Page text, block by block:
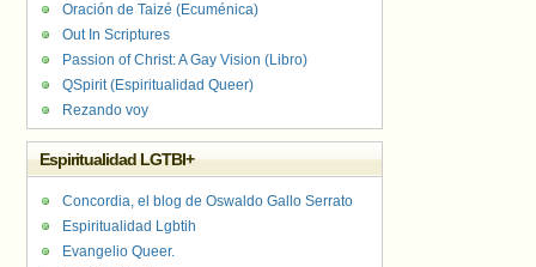
Oración de Taizé (Ecuménica)
Out In Scriptures
Passion of Christ: A Gay Vision (Libro)
QSpirit (Espiritualidad Queer)
Rezando voy
Espiritualidad LGTBI+
Concordia, el blog de Oswaldo Gallo Serrato
Espiritualidad Lgbtih
Evangelio Queer.